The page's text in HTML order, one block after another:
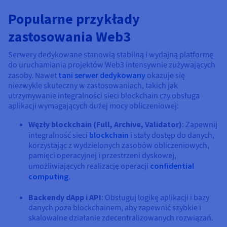
Popularne przykłady
zastosowania Web3
Serwery dedykowane stanowią stabilną i wydajną platformę
do uruchamiania projektów Web3 intensywnie zużywających
zasoby. Nawet tani serwer dedykowany okazuje się
niezwykle skuteczny w zastosowaniach, takich jak
utrzymywanie integralności sieci blockchain czy obsługa
aplikacji wymagających dużej mocy obliczeniowej:
Węzły blockchain (Full, Archive, Validator): Zapewnij
integralność sieci blockchain i stały dostęp do danych,
korzystając z wydzielonych zasobów obliczeniowych,
pamięci operacyjnej i przestrzeni dyskowej,
umożliwiających realizację operacji confidential
computing.
Backendy dApp i API: Obsługuj logikę aplikacji i bazy
danych poza blockchainem, aby zapewnić szybkie i
skalowalne działanie zdecentralizowanych rozwiązań.